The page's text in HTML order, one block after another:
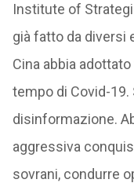
Institute of
già fatto da diversi
Cina abbia
tempo di Covid-
disinformazione.
aggressiva
sovrani, condurre